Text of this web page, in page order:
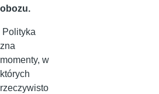
obozu.
Polityka
zna
momenty, w
których
rzeczywisto